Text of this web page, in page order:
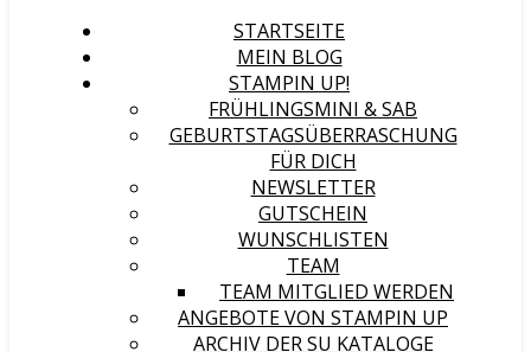
STARTSEITE
MEIN BLOG
STAMPIN UP!
FRÜHLINGSMINI & SAB
GEBURTSTAGSÜBERRASCHUNG
FÜR DICH
NEWSLETTER
GUTSCHEIN
WUNSCHLISTEN
TEAM
TEAM MITGLIED WERDEN
ANGEBOTE VON STAMPIN UP
ARCHIV DER SU KATALOGE